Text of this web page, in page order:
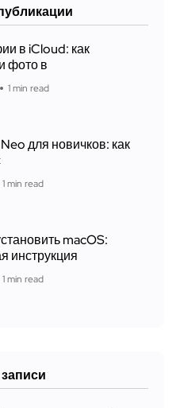
в iCloud: как
фото в
1 min read
для новичков: как
1 min read
macOS:
инструкция
1 min read